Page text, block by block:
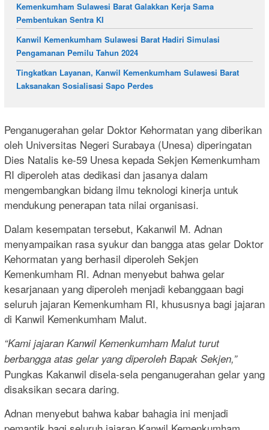
Kemenkumham Sulawesi Barat Galakkan Kerja Sama
Pembentukan Sentra KI
Kanwil Kemenkumham Sulawesi Barat Hadiri Simulasi
Pengamanan Pemilu Tahun 2024
Tingkatkan Layanan, Kanwil Kemenkumham Sulawesi Barat
Laksanakan Sosialisasi Sapo Perdes
Penganugerahan gelar Doktor Kehormatan yang diberikan
oleh Universitas Negeri Surabaya (Unesa) diperingatan
Dies Natalis ke-59 Unesa kepada Sekjen Kemenkumham
RI diperoleh atas dedikasi dan jasanya dalam
mengembangkan bidang ilmu teknologi kinerja untuk
mendukung penerapan tata nilai organisasi.
Dalam kesempatan tersebut, Kakanwil M. Adnan
menyampaikan rasa syukur dan bangga atas gelar Doktor
Kehormatan yang berhasil diperoleh Sekjen
Kemenkumham RI. Adnan menyebut bahwa gelar
kesarjanaan yang diperoleh menjadi kebanggaan bagi
seluruh jajaran Kemenkumham RI, khususnya bagi jajaran
di Kanwil Kemenkumham Malut.
“Kami jajaran Kanwil Kemenkumham Malut turut
berbangga atas gelar yang diperoleh Bapak Sekjen,”
Pungkas Kakanwil disela-sela penganugerahan gelar yang
disaksikan secara daring.
Adnan menyebut bahwa kabar bahagia ini menjadi